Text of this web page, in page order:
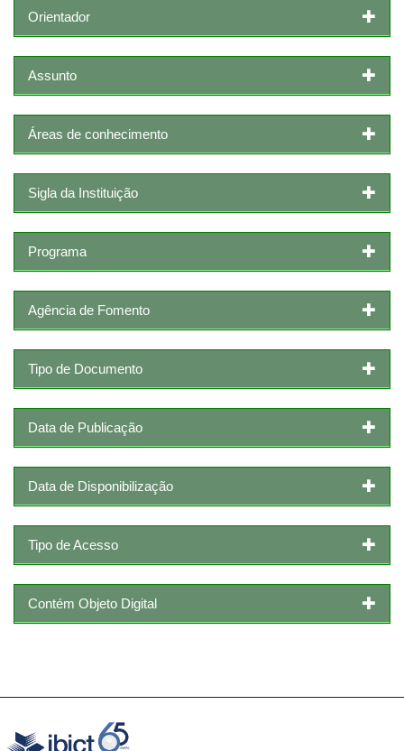
Orientador
Assunto
Áreas de conhecimento
Sigla da Instituição
Programa
Agência de Fomento
Tipo de Documento
Data de Publicação
Data de Disponibilização
Tipo de Acesso
Contém Objeto Digital